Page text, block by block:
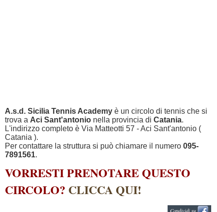
A.s.d. Sicilia Tennis Academy è un circolo di tennis che si
trova a Aci Sant'antonio nella provincia di Catania.
L'indirizzo completo è Via Matteotti 57 - Aci Sant'antonio (
Catania ).
Per contattare la struttura si può chiamare il numero 095-
7891561.
VORRESTI PRENOTARE QUESTO
CIRCOLO? CLICCA QUI!
Condividi su